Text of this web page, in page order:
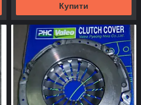
Купити